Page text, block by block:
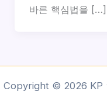
바른 핵심법을 […]
Copyright © 2026 KP